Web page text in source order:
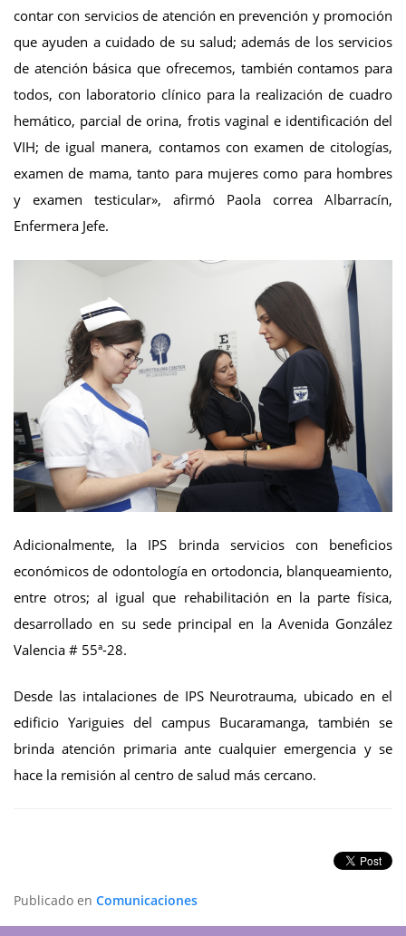
contar con servicios de atención en prevención y promoción
que ayuden a cuidado de su salud; además de los servicios
de atención básica que ofrecemos, también contamos para
todos, con laboratorio clínico para la realización de cuadro
hemático, parcial de orina, frotis vaginal e identificación del
VIH; de igual manera, contamos con examen de citologías,
examen de mama, tanto para mujeres como para hombres
y examen testicular», afirmó Paola correa Albarracín,
Enfermera Jefe.
Adicionalmente, la IPS brinda servicios con beneficios
económicos de odontología en ortodoncia, blanqueamiento,
entre otros; al igual que rehabilitación en la parte física,
desarrollado en su sede principal en la Avenida González
Valencia # 55ª-28.
Desde las intalaciones de IPS Neurotrauma, ubicado en el
edificio Yariguies del campus Bucaramanga, también se
brinda atención primaria ante cualquier emergencia y se
hace la remisión al centro de salud más cercano.
Publicado en Comunicaciones